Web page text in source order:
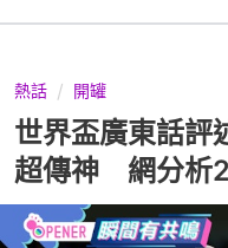
熱話 開罐
世界盃廣東話
超傳神 網分析